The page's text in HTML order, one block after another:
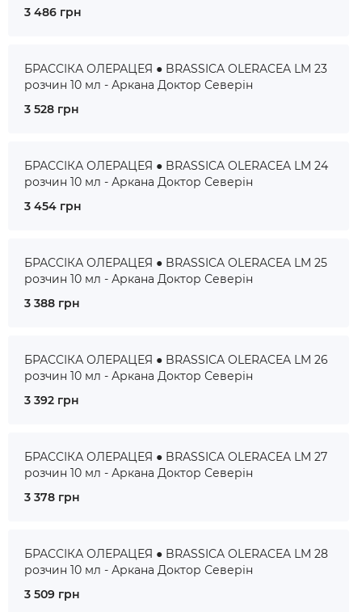
3 486 грн
БРАССІКА ОЛЕРАЦЕЯ ● BRASSICA OLERACEA LM 23
розчин 10 мл - Аркана Доктор Северін
3 528 грн
БРАССІКА ОЛЕРАЦЕЯ ● BRASSICA OLERACEA LM 24
розчин 10 мл - Аркана Доктор Северін
3 454 грн
БРАССІКА ОЛЕРАЦЕЯ ● BRASSICA OLERACEA LM 25
розчин 10 мл - Аркана Доктор Северін
3 388 грн
БРАССІКА ОЛЕРАЦЕЯ ● BRASSICA OLERACEA LM 26
розчин 10 мл - Аркана Доктор Северін
3 392 грн
БРАССІКА ОЛЕРАЦЕЯ ● BRASSICA OLERACEA LM 27
розчин 10 мл - Аркана Доктор Северін
3 378 грн
БРАССІКА ОЛЕРАЦЕЯ ● BRASSICA OLERACEA LM 28
розчин 10 мл - Аркана Доктор Северін
3 509 грн